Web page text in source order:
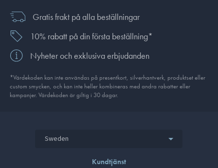
Gratis frakt på alla beställningar
10% rabatt på din första beställning*
Nyheter och exklusiva erbjudanden
*Värdekoden kan inte användas på presentkort, silverhantverk, produkt­set eller
custom smycken, och kan inte heller kombineras med andra rabatter eller
kampanjer. Värdekoden är giltig i 30 dagar.
Sweden
Kundtjänst